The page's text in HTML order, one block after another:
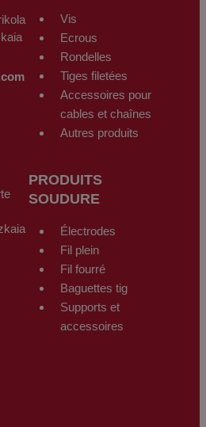
à CHAVES BILBAO, S.L.
Sarrikola 48195 Larrabetzu - Bizkaia -
électronique
Vis
Ecrous
Rondelles
Tiges filetées
Accessoires pour
cables et chaînes
Autres produits
PRODUITS
SOUDURE
Électrodes
Fil plein
Fil fourré
Baguettes tig
Supports et
accessoires